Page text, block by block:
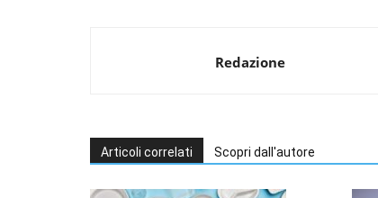
Redazione
Articoli correlati Scopri dall'autore